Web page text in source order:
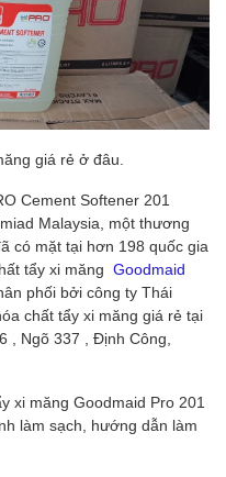
giá rẻ ở đâu.
Cement Softener 201
Malaysia, một thương
có mặt tại hơn 198 quốc gia
tẩy xi măng Goodmaid
phối bởi công ty Thái
chất tẩy xi măng giá rẻ tại
, Ngõ 337 , Định Công,
xi măng Goodmaid Pro 201
làm sạch, hướng dẫn làm